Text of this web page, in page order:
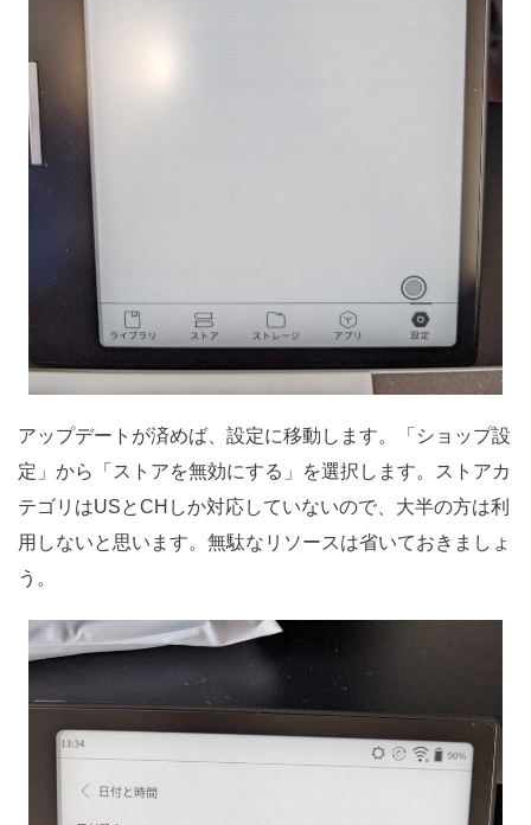
アップデートが済めば、設定に移動します。「ショップ設
定」から「ストアを無効にする」を選択します。ストアカ
テゴリはUSとCHしか対応していないので、大半の方は利
用しないと思います。無駄なリソースは省いておきましょ
う。